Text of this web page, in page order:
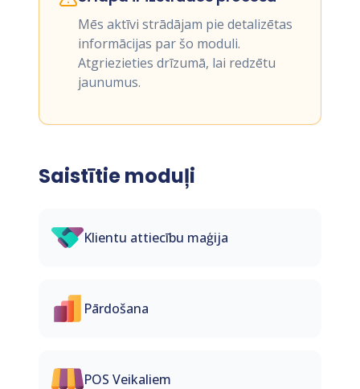
Mēs aktīvi strādājam pie detalizētas
informācijas par šo moduli.
Atgriezieties drīzumā, lai redzētu
jaunumus.
Saistītie moduļi
Klientu attiecību maģija
Pārdošana
POS Veikaliem